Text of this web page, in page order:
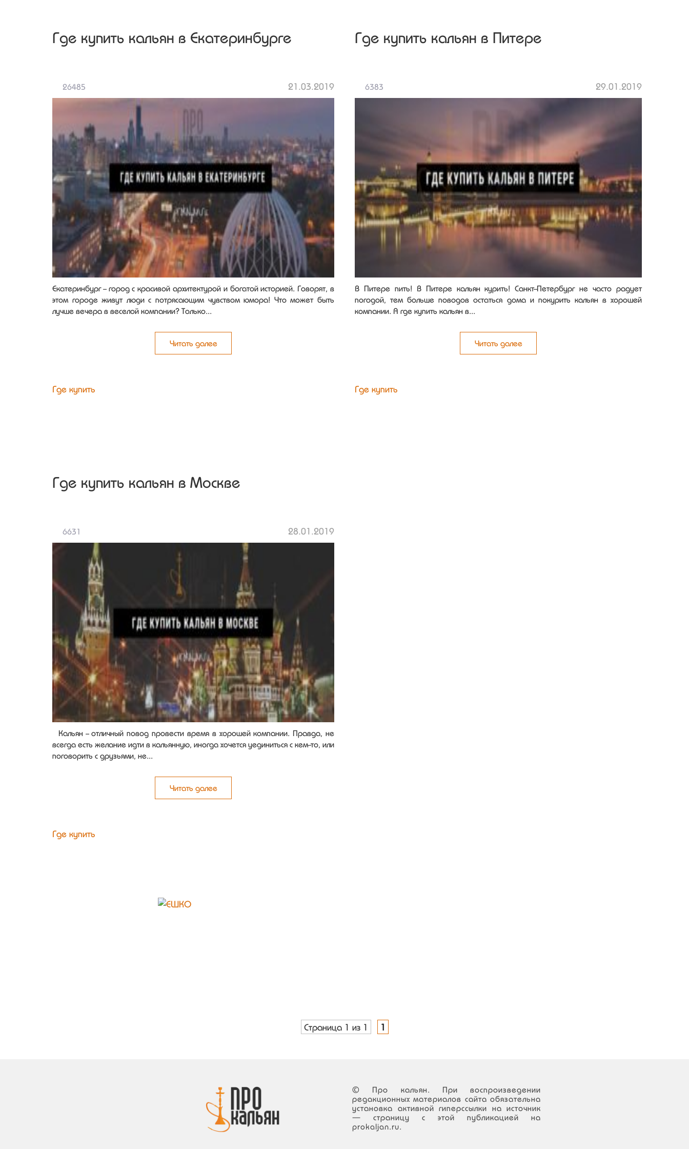
Где купить кальян в Екатеринбурге
21.03.2019
26485
Екатеринбург - город с красивой архитектурой и богатой историей. Говорят, в
этом городе живут люди с потрясающим чувством юмора! Что может быть
лучше вечера в веселой компании? Только...
Читать далее
Где купить
Где купить кальян в Питере
29.01.2019
6383
В Питере пить! В Питере кальян курить! Санкт-Петербург не часто радует
погодой, тем больше поводов остаться дома и покурить кальян в хорошей
компании. А где купить кальян в...
Читать далее
Где купить
Где купить кальян в Москве
28.01.2019
6631
Кальян - отличный повод провести время в хорошей компании. Правда, не
всегда есть желание идти в кальянную, иногда хочется уединиться с кем-то, или
поговорить с друзьями, не...
Читать далее
Где купить
Страница 1 из 1 1
© Про кальян. При воспроизведении
редакционных материалов сайта обязательна
установка активной гиперссылки на источник
— страницу с этой публикацией на
prokaljan.ru.